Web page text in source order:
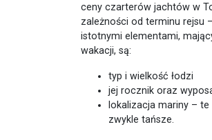
ceny czarterów jachtów w
zależności od terminu rejsu
istotnymi elementami,
wakacji, są:
typ i wielkość łodzi
jej rocznik oraz
lokalizacja mariny –
zwykle tańsze.